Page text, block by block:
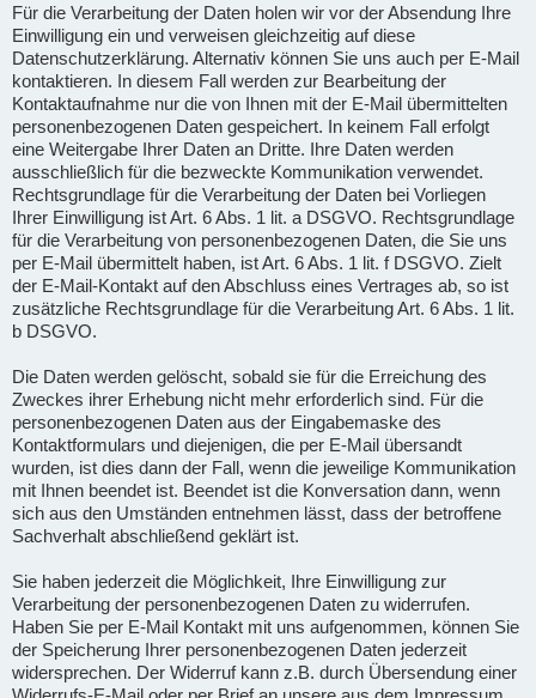
Für die Verarbeitung der Daten holen wir vor der Absendung Ihre
Einwilligung ein und verweisen gleichzeitig auf diese
Datenschutzerklärung. Alternativ können Sie uns auch per E-Mail
kontaktieren. In diesem Fall werden zur Bearbeitung der
Kontaktaufnahme nur die von Ihnen mit der E-Mail übermittelten
personenbezogenen Daten gespeichert. In keinem Fall erfolgt
eine Weitergabe Ihrer Daten an Dritte. Ihre Daten werden
ausschließlich für die bezweckte Kommunikation verwendet.
Rechtsgrundlage für die Verarbeitung der Daten bei Vorliegen
Ihrer Einwilligung ist Art. 6 Abs. 1 lit. a DSGVO. Rechtsgrundlage
für die Verarbeitung von personenbezogenen Daten, die Sie uns
per E-Mail übermittelt haben, ist Art. 6 Abs. 1 lit. f DSGVO. Zielt
der E-Mail-Kontakt auf den Abschluss eines Vertrages ab, so ist
zusätzliche Rechtsgrundlage für die Verarbeitung Art. 6 Abs. 1 lit.
b DSGVO.
Die Daten werden gelöscht, sobald sie für die Erreichung des
Zweckes ihrer Erhebung nicht mehr erforderlich sind. Für die
personenbezogenen Daten aus der Eingabemaske des
Kontaktformulars und diejenigen, die per E-Mail übersandt
wurden, ist dies dann der Fall, wenn die jeweilige Kommunikation
mit Ihnen beendet ist. Beendet ist die Konversation dann, wenn
sich aus den Umständen entnehmen lässt, dass der betroffene
Sachverhalt abschließend geklärt ist.
Sie haben jederzeit die Möglichkeit, Ihre Einwilligung zur
Verarbeitung der personenbezogenen Daten zu widerrufen.
Haben Sie per E-Mail Kontakt mit uns aufgenommen, können Sie
der Speicherung Ihrer personenbezogenen Daten jederzeit
widersprechen. Der Widerruf kann z.B. durch Übersendung einer